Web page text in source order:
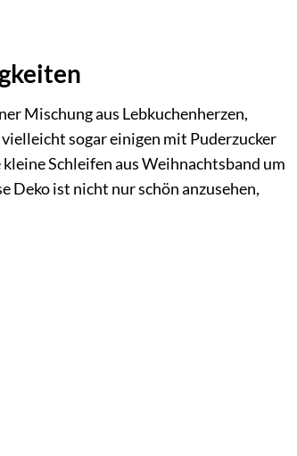
Mischung aus Lebkuchenherzen,
sogar einigen mit Puderzucker
Schleifen aus Weihnachtsband um
Deko ist nicht nur schön anzusehen,